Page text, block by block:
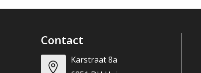
Contact
Karstraat 8a